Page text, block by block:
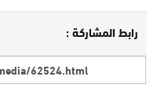
رابط المشاركة :